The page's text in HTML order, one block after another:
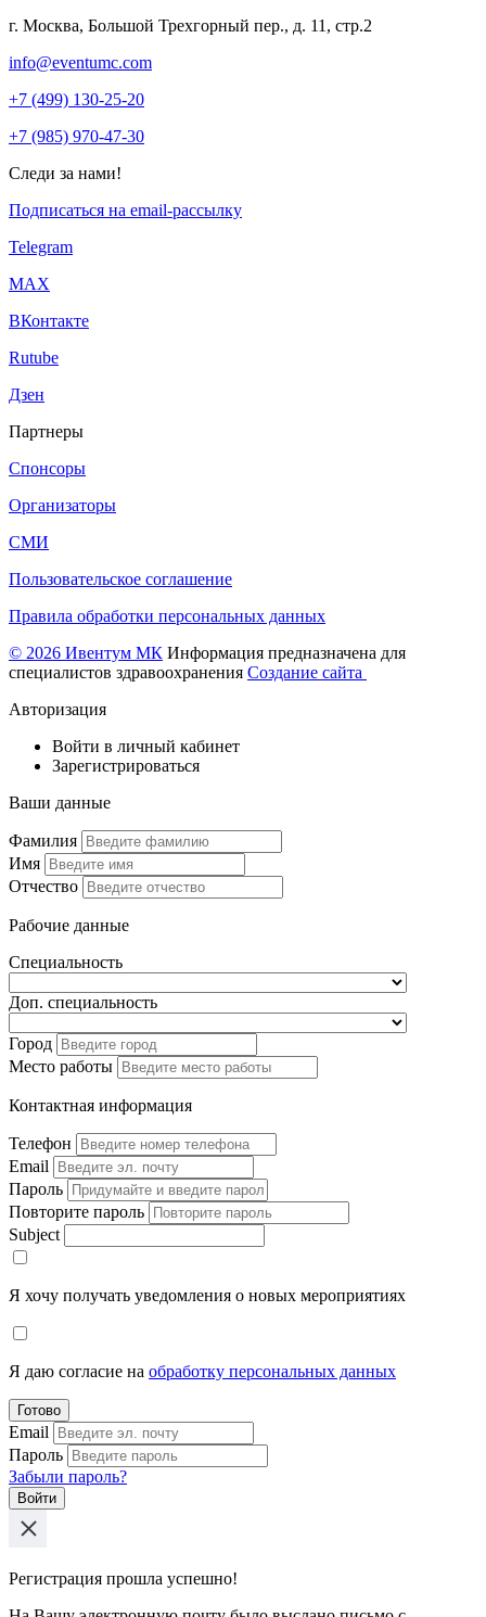
г. Москва, Большой Трехгорный пер., д. 11, стр.2
info@eventumc.com
+7 (499) 130-25-20
+7 (985) 970-47-30
Следи за нами!
Подписаться на email-рассылку
Telegram
МАХ
ВКонтакте
Rutube
Дзен
Партнеры
Спонсоры
Организаторы
СМИ
Пользовательское соглашение
Правила обработки персональных данных
© 2026 Ивентум МК Информация предназначена для
специалистов здравоохранения Создание сайта
Авторизация
Войти в личный кабинет
Зарегистрироваться
Ваши данные
Фамилия
Имя
Отчество
Рабочие данные
Специальность
Доп. специальность
Город
Место работы
Контактная информация
Телефон
Email
Пароль
Повторите пароль
Subject
Я хочу получать уведомления о новых мероприятиях
Я даю согласие на обработку персональных данных
Готово
Email
Пароль
Забыли пароль?
Войти
Регистрация прошла успешно!